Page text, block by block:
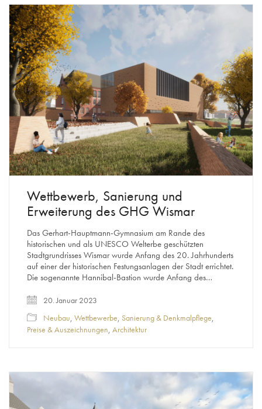
Wettbewerb, Sanierung und
Erweiterung des GHG Wismar
Das Gerhart-Hauptmann-Gymnasium am Rande des
historischen und als UNESCO Welterbe geschützten
Stadtgrundrisses Wismar wurde Anfang des 20. Jahrhunderts
auf einer der historischen Festungsanlagen der Stadt errichtet.
Die sogenannte Hannibal-Bastion wurde Anfang des…
20. Januar 2023
Neubau, Wettbewerbe, Sanierung & Denkmalpflege,
Preise & Auszeichnungen, Architektur